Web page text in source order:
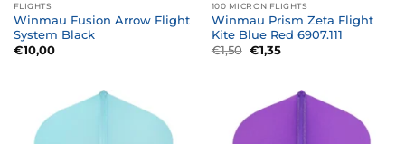
FLIGHTS
Winmau Fusion Arrow Flight
System Black
€10,00
100 MICRON FLIGHTS
Winmau Prism Zeta Flight
Kite Blue Red 6907.111
€1,50 Oorspronkelijke
prijs
€1,35Huidige